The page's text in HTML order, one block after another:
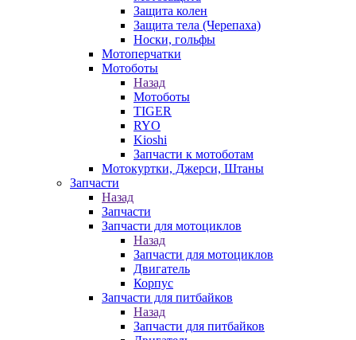
Защита колен
Защита тела (Черепаха)
Носки, гольфы
Мотоперчатки
Мотоботы
Назад
Мотоботы
TIGER
RYO
Kioshi
Запчасти к мотоботам
Мотокуртки, Джерси, Штаны
Запчасти
Назад
Запчасти
Запчасти для мотоциклов
Назад
Запчасти для мотоциклов
Двигатель
Корпус
Запчасти для питбайков
Назад
Запчасти для питбайков